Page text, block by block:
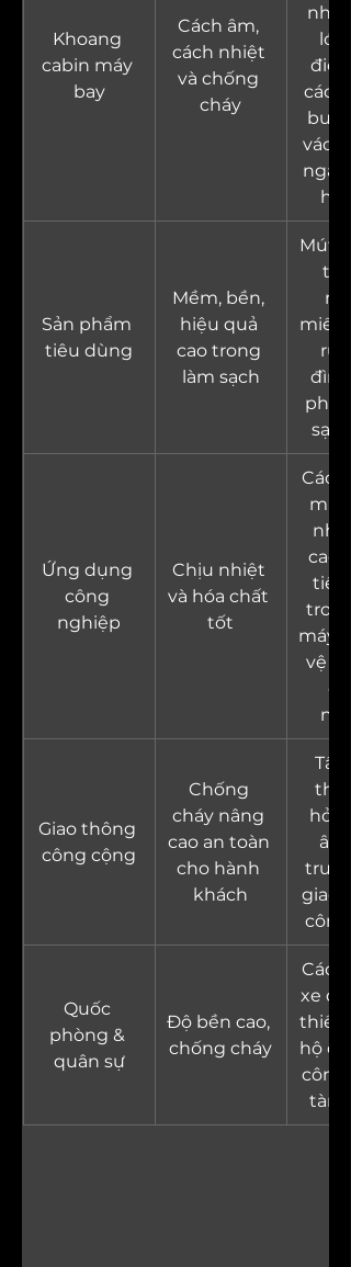
Khoang
cabin máy
bay
Cách âm,
cách nhiệt
và chống
cháy
lót
điều
cách
vách
ngăn
Sản phẩm
tiêu dùng
Mềm, bền,
hiệu quả
cao trong
làm sạch
Mút
rửa
sạch
Ứng dụng
công
nghiệp
Chịu nhiệt
và hóa chất
tốt
Cách
máy
cao,
máy,
vệ
Giao thông
công cộng
Chống
cháy nâng
cao an toàn
cho hành
khách
hỏa,
âm
giao
công
Quốc
phòng &
quân sự
Độ bền cao,
chống cháy
Cách
xe
thiết
hộ
công
tàng